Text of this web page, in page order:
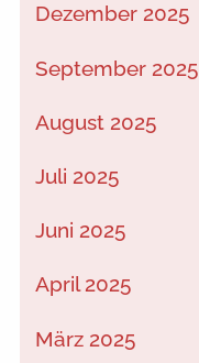
Dezember 2025
September 2025
August 2025
Juli 2025
Juni 2025
April 2025
März 2025